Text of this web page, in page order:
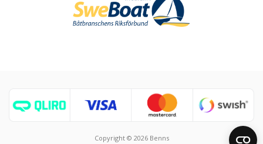
Copyright © 2026 Benns